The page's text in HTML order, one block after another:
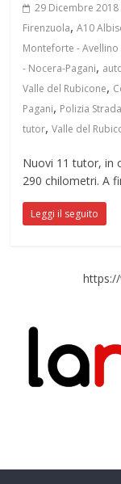
29 Dicembre 2018
Firenzuola,A10
Monteforte - Avellino
- Nocera-Pagani,
Valle del Rubicone,
Pagani, Polizia
tutor,Valle del
Nuovi 11 tutor, in
290 chilometri. A
Leggi il seguito